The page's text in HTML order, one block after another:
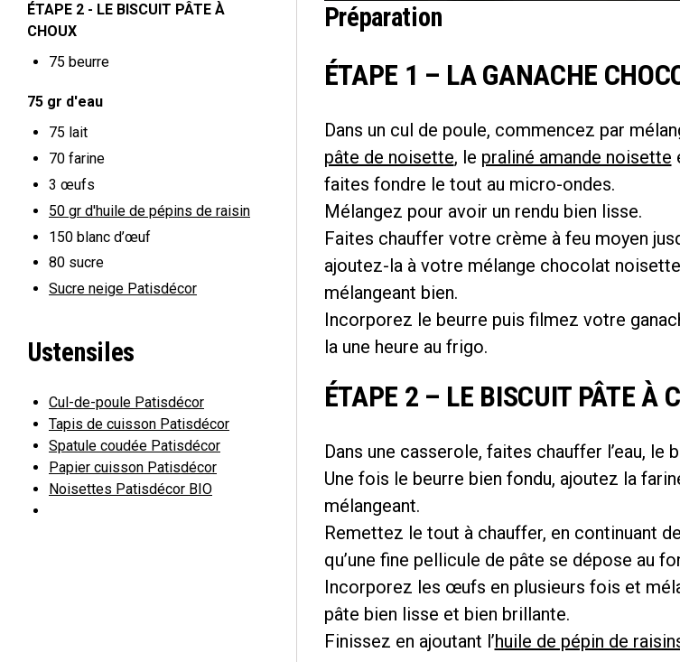
ÉTAPE 2 - LE BISCUIT PÂTE À
CHOUX
75 beurre
75 gr d'eau
75 lait
70 farine
3 œufs
50 gr d'huile de pépins de raisin
150 blanc d’œuf
80 sucre
Sucre neige Patisdécor
Ustensiles
Cul-de-poule Patisdécor
Tapis de cuisson Patisdécor
Spatule coudée Patisdécor
Papier cuisson Patisdécor
Noisettes Patisdécor BIO
Préparation
ÉTAPE 1 – LA GANACHE
Dans un cul de poule, commencez par
pâte de noisette, le praliné amande noisette
faites fondre le tout au micro-ondes.
Mélangez pour avoir un rendu bien lisse.
Faites chauffer votre crème à feu moyen
ajoutez-la à votre mélange chocolat
mélangeant bien.
Incorporez le beurre puis filmez votre
la une heure au frigo.
ÉTAPE 2 – LE BISCUIT PÂTE À
Dans une casserole, faites chauffer l’eau, le
Une fois le beurre bien fondu, ajoutez la
mélangeant.
Remettez le tout à chauffer, en continuant
qu’une fine pellicule de pâte se dépose au
Incorporez les œufs en plusieurs fois et
pâte bien lisse et bien brillante.
Finissez en ajoutant l’huile de pépin de